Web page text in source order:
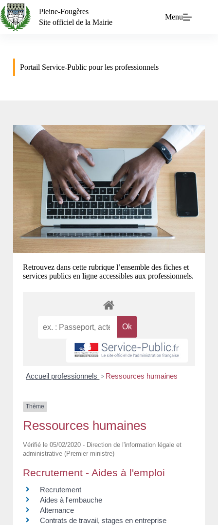
Pleine-Fougères
Site officiel de la Mairie
Menu
Portail Service-Public pour les professionnels
Retrouvez dans cette rubrique l’ensemble des fiches et
services publics en ligne accessibles aux professionnels.
Accueil professionnels > Ressources humaines
Thème
Ressources humaines
Vérifié le 05/02/2020 - Direction de l'information légale et
administrative (Premier ministre)
Recrutement - Aides à l'emploi
Recrutement
Aides à l'embauche
Alternance
Contrats de travail, stages en entreprise